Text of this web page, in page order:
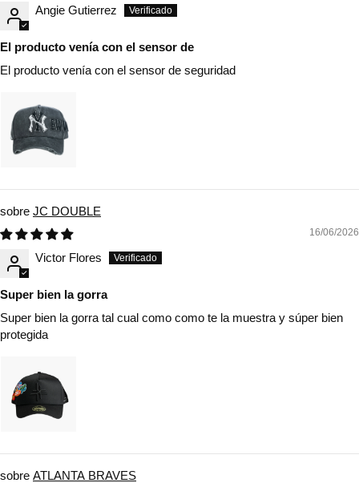
Angie Gutierrez
El producto venía con el sensor de
El producto venía con el sensor de seguridad
JC DOUBLE
16/06/2026
Victor Flores
Super bien la gorra
Super bien la gorra tal cual como como te la muestra y súper bien
protegida
ATLANTA BRAVES